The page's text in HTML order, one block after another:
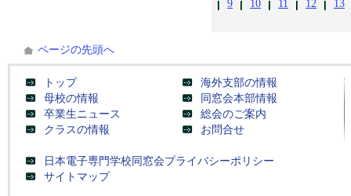
13
12
11
10
9
ページの先頭へ
トップ
母校の情報
卒業生ニュース
クラスの情報
海外支部の情報
同窓会本部情報
総会のご案内
お問合せ
日本電子専門学校同窓会プライバシーポリシー
サイトマップ